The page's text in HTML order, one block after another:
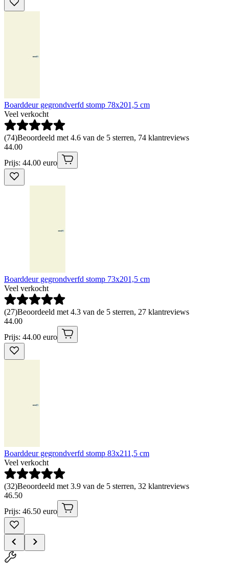
Boarddeur gegrondverfd stomp 78x201,5 cm
Veel verkocht
(74)Beoordeeld met 4.6 van de 5 sterren, 74 klantreviews
44.00
Prijs: 44.00 euro
Boarddeur gegrondverfd stomp 73x201,5 cm
Veel verkocht
(27)Beoordeeld met 4.3 van de 5 sterren, 27 klantreviews
44.00
Prijs: 44.00 euro
Boarddeur gegrondverfd stomp 83x211,5 cm
Veel verkocht
(32)Beoordeeld met 3.9 van de 5 sterren, 32 klantreviews
46.50
Prijs: 46.50 euro